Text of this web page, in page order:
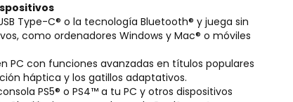
Type-C® o la tecnología Bluetooth® y juega sin
como ordenadores Windows y Mac® o móviles
PC con funciones avanzadas en títulos populares
háptica y los gatillos adaptativos.
PS5® o PS4™ a tu PC y otros dispositivos